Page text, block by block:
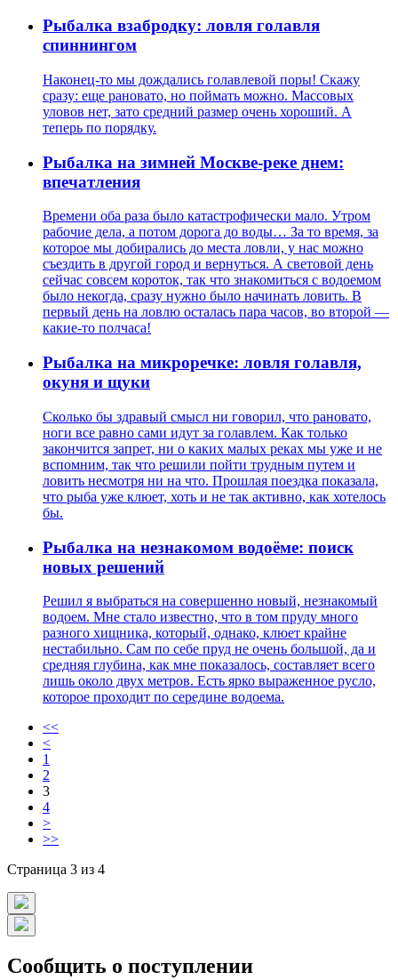
Рыбалка взабродку: ловля голавля
спиннингом
Наконец-то мы дождались голавлевой поры! Скажу
сразу: еще рановато, но поймать можно. Массовых
уловов нет, зато средний размер очень хороший. А
теперь по порядку.
Рыбалка на зимней Москве-реке днем:
впечатления
Времени оба раза было катастрофически мало. Утром
рабочие дела, а потом дорога до воды… За то время, за
которое мы добирались до места ловли, у нас можно
съездить в другой город и вернуться. А световой день
сейчас совсем короток, так что знакомиться с водоемом
было некогда, сразу нужно было начинать ловить. В
первый день на ловлю осталась пара часов, во второй —
какие-то полчаса!
Рыбалка на микроречке: ловля голавля,
окуня и щуки
Сколько бы здравый смысл ни говорил, что рановато,
ноги все равно сами идут за голавлем. Как только
закончится запрет, ни о каких малых реках мы уже и не
вспомним, так что решили пойти трудным путем и
ловить несмотря ни на что. Прошлая поездка показала,
что рыба уже клюет, хоть и не так активно, как хотелось
бы.
Рыбалка на незнакомом водоёме: поиск
новых решений
Решил я выбраться на совершенно новый, незнакомый
водоем. Мне стало известно, что в том пруду много
разного хищника, который, однако, клюет крайне
нестабильно. Сам по себе пруд не очень большой, да и
средняя глубина, как мне показалось, составляет всего
лишь около двух метров. Есть ярко выраженное русло,
которое проходит по середине водоема.
<<
<
1
2
3
4
>
>>
Страница 3 из 4
Сообщить о поступлении